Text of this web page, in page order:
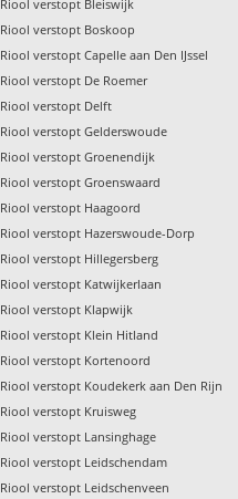
Riool verstopt Bleiswijk
Riool verstopt Boskoop
Riool verstopt Capelle aan Den IJssel
Riool verstopt De Roemer
Riool verstopt Delft
Riool verstopt Gelderswoude
Riool verstopt Groenendijk
Riool verstopt Groenswaard
Riool verstopt Haagoord
Riool verstopt Hazerswoude-Dorp
Riool verstopt Hillegersberg
Riool verstopt Katwijkerlaan
Riool verstopt Klapwijk
Riool verstopt Klein Hitland
Riool verstopt Kortenoord
Riool verstopt Koudekerk aan Den Rijn
Riool verstopt Kruisweg
Riool verstopt Lansinghage
Riool verstopt Leidschendam
Riool verstopt Leidschenveen